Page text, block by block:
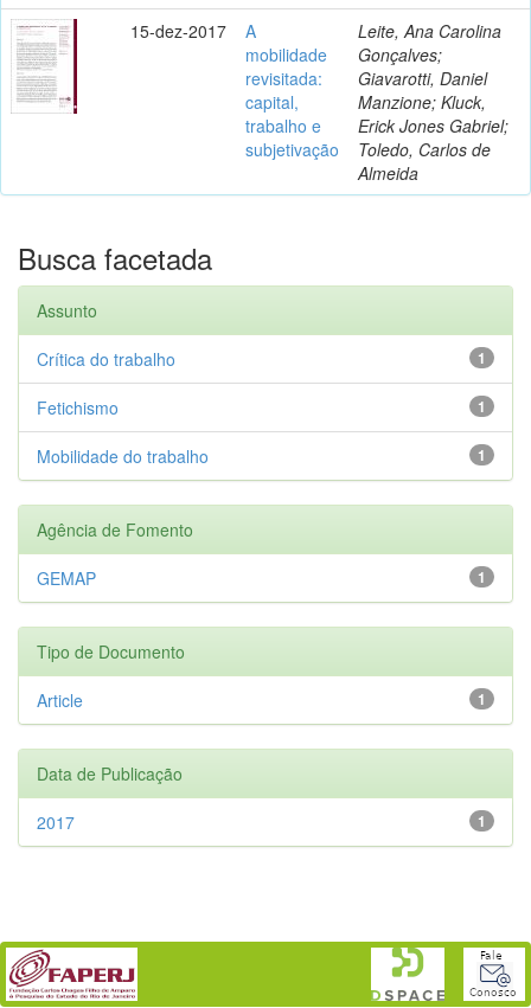
15-dez-2017
A
mobilidade
revisitada:
capital,
trabalho e
subjetivação
Leite, Ana Carolina
Gonçalves;
Giavarotti, Daniel
Manzione; Kluck,
Erick Jones Gabriel;
Toledo, Carlos de
Almeida
Busca facetada
Assunto
1
Crítica do trabalho
1
Fetichismo
1
Mobilidade do trabalho
Agência de Fomento
1
GEMAP
Tipo de Documento
1
Article
Data de Publicação
1
2017